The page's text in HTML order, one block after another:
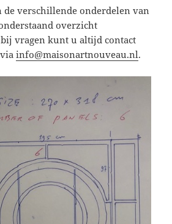
de verschillende onderdelen van
overzicht
vragen kunt u altijd contact
viainfo@maisonartnouveau.nl.